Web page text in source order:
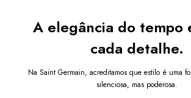
discretos
Por que escolher este modelo
Esse relógio é ideal para quem busca
refinado. A combinação de prata e
A elegância do tempo
cada detalhe.
Na Saint Germain, acreditamos que estilo é uma
silenciosa, mas poderosa.